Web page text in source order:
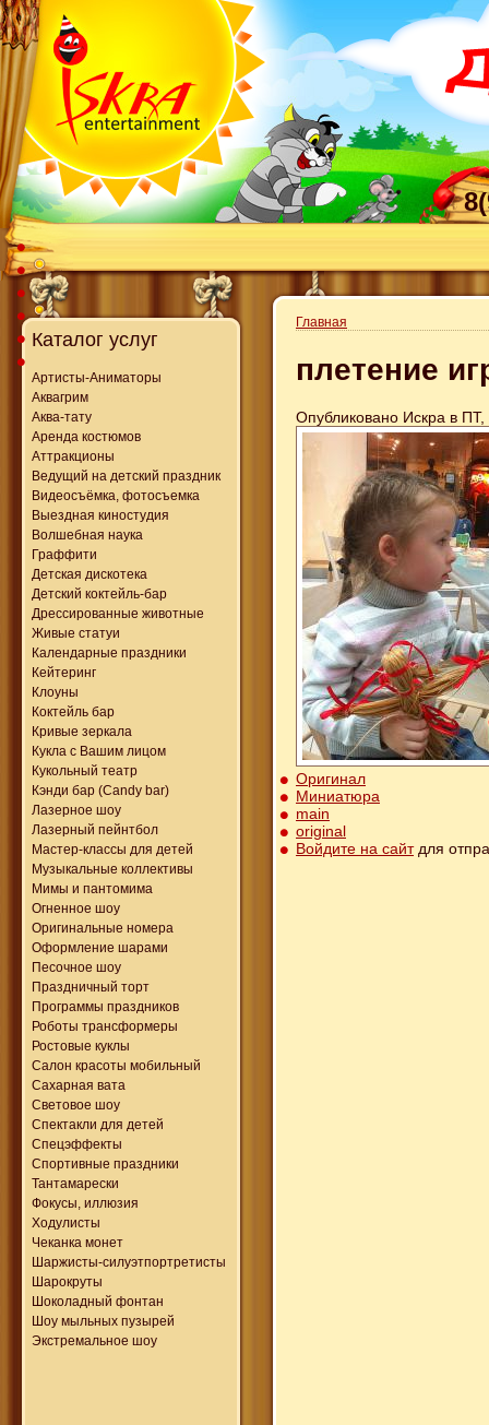
Каталог услуг
Артисты-Аниматоры
Аквагрим
Аква-тату
Аренда костюмов
Аттракционы
Ведущий на детский праздник
Видеосъёмка, фотосъемка
Выездная киностудия
Волшебная наука
Граффити
Детская дискотека
Детский коктейль-бар
Дрессированные животные
Живые статуи
Календарные праздники
Кейтеринг
Клоуны
Коктейль бар
Кривые зеркала
Кукла с Вашим лицом
Кукольный театр
Кэнди бар (Candy bar)
Лазерное шоу
Лазерный пейнтбол
Мастер-классы для детей
Музыкальные коллективы
Мимы и пантомима
Огненное шоу
Оригинальные номера
Оформление шарами
Песочное шоу
Праздничный торт
Программы праздников
Роботы трансформеры
Ростовые куклы
Салон красоты мобильный
Сахарная вата
Световое шоу
Спектакли для детей
Спецэффекты
Спортивные праздники
Тантамарески
Фокусы, иллюзия
Ходулисты
Чеканка монет
Шаржисты-силуэтпортретисты
Шарокруты
Шоколадный фонтан
Шоу мыльных пузырей
Экстремальное шоу
Главная
плетение
Опубликовано Искра в
Оригинал
Миниатюра
main
original
Войдите на сайтдля